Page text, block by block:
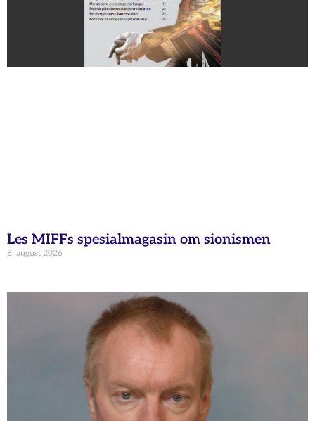
Les MIFFs spesialmagasin om sionismen
8. august 2026